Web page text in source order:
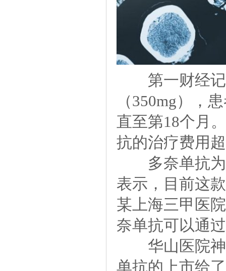
第一财经记
（350mg），
直至第18个月
抗的治疗费用
多奈单抗为
表示，目前这
某上海三甲医
奈单抗可以通
华山医院神
单抗的上市给